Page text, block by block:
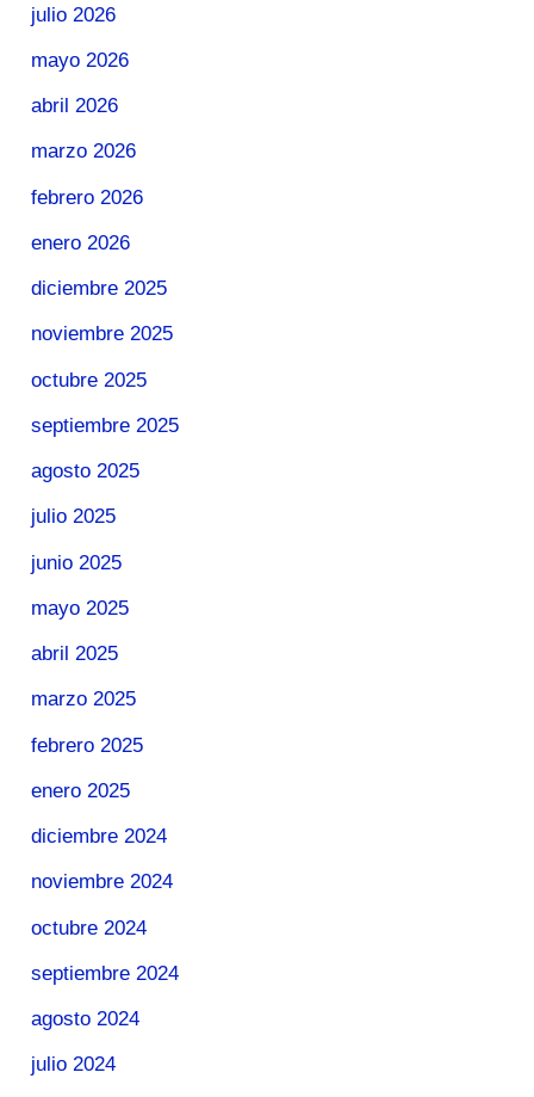
julio 2026
mayo 2026
abril 2026
marzo 2026
febrero 2026
enero 2026
diciembre 2025
noviembre 2025
octubre 2025
septiembre 2025
agosto 2025
julio 2025
junio 2025
mayo 2025
abril 2025
marzo 2025
febrero 2025
enero 2025
diciembre 2024
noviembre 2024
octubre 2024
septiembre 2024
agosto 2024
julio 2024